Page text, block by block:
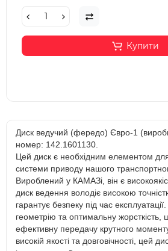
Купити
Диск ведучий (фередо) Євро-1
номер: 142.1601130.
Цей диск є необхідним елементом
системи приводу нашого
Вироблений у КАМАЗі, він є
диск ведення володіє високою
гарантує безпеку під час
геометрію та оптимальну жорсткість,
ефективну передачу крутного
високій якості та довговічності, цей